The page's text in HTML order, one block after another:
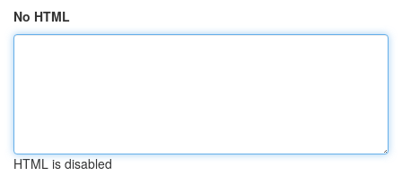
No HTML
HTML is disabled